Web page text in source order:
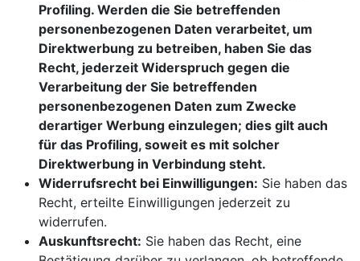
Profiling. Werden die Sie betreffenden
personenbezogenen Daten verarbeitet, um
Direktwerbung zu betreiben, haben Sie das
Recht, jederzeit Widerspruch gegen die
Verarbeitung der Sie betreffenden
personenbezogenen Daten zum Zwecke
derartiger Werbung einzulegen; dies gilt auch
für das Profiling, soweit es mit solcher
Direktwerbung in Verbindung steht.
Widerrufsrecht bei Einwilligungen: Sie haben das
Recht, erteilte Einwilligungen jederzeit zu
widerrufen.
Auskunftsrecht: Sie haben das Recht, eine